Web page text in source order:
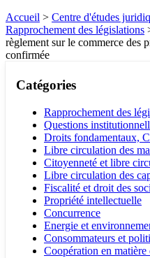
Accueil > Centre d'études
Rapprochement des législations
règlement sur le commerce des
confirmée
Catégories
Rapprochement des
Questions
Droits fondamentaux,
Libre circulation des
Citoyenneté et libre
Libre circulation des
Fiscalité et droit des
Propriété intellectuelle
Concurrence
Energie et
Consommateurs et
Coopération en